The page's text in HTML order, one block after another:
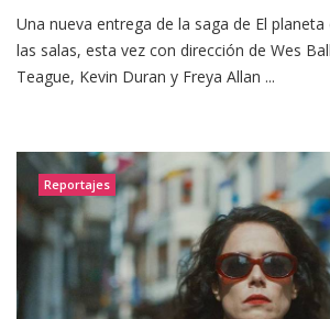
Una nueva entrega de la saga de El
las salas, esta vez con dirección de Wes
Teague, Kevin Duran y Freya Allan ...
Reportajes